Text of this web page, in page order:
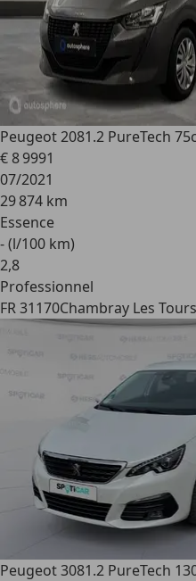
Peugeot 2081.2 PureTech
€ 8 9991
07/2021
29 874 km
Essence
- (l/100 km)
2,8
Professionnel
FR 31170Chambray Les Tours
Peugeot 3081.2 PureTech